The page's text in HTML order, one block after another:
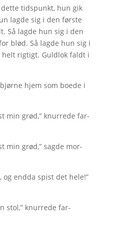
tidspunkt, hun gik
lagde sig i den første
Så lagde hun sig i den
blød. Så lagde hun sig i
rigtigt. Guldlok faldt i
hjem som boede i
min grød,” knurrede far-
min grød,” sagde mor-
endda spist det hele!”
stol,” knurrede far-